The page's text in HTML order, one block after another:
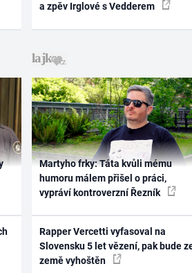
a zpěv Irglové s Vedderem
Martyho frky: Táta kvůli mému
humoru málem přišel o práci,
vypráví kontroverzní Řezník
Rapper Vercetti vyfasoval na
Slovensku 5 let vězení, pak bude
země vyhoštěn